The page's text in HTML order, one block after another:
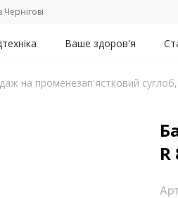
Ваше здоров'я
на променезап'ястковий суглоб,
R